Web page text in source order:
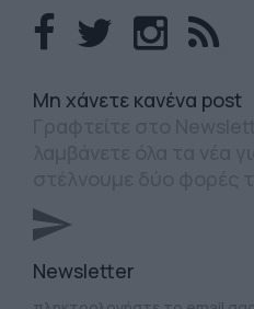
Mη χάνετε κανένα post
Newsletter